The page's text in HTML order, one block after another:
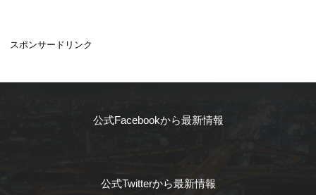
スポンサードリンク
公式Facebookから最新情報
公式Twitterから最新情報